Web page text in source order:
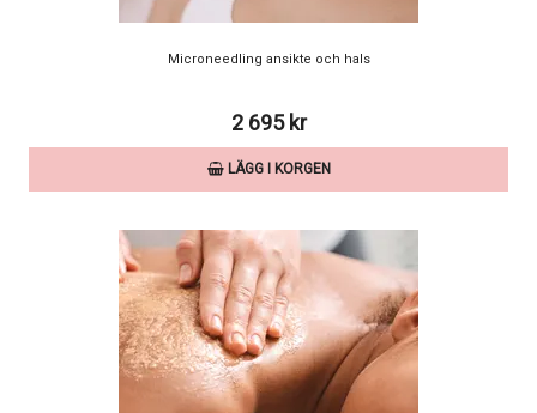
Microneedling ansikte och hals
2 695 kr
LÄGG I KORGEN